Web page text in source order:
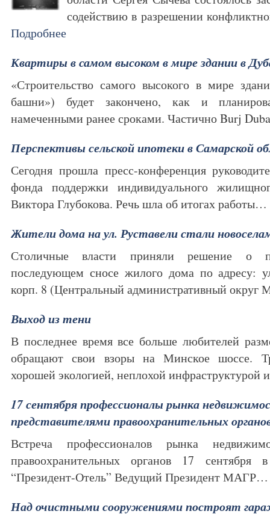
содействию в разрешении
Подробнее
Квартиры в самом высоком в мире здании в
«Строительство самого высокого в мире
башни») будет закончено, как и
намеченными ранее сроками. Частично Burj
Перспективы сельской ипотеки в Самарской
Сегодня прошла пресс-конференция
фонда поддержки индивидуального
Виктора Глубокова. Речь шла об итогах работы…
Жители дома на ул. Руставели стали
Столичные власти приняли решение о
последующем сносе жилого дома по адресу:
корп. 8 (Центральный административный
Выход из тени
В последнее время все больше любителей
обращают свои взоры на Минское шоссе.
хорошей экологией, неплохой
17 сентября профессионалы рынка
представителями правоохранительных
Встреча профессионалов рынка
правоохранительных органов 17 сентября
“Президент-Отель” Ведущий Президент
Над очистными сооружениями построят